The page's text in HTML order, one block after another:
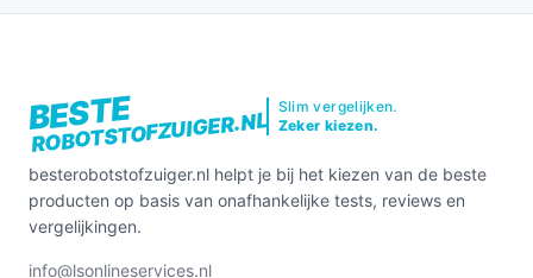
BESTE
ROBOTSTOFZUIGER.NL
Slim vergelijken.
Zeker kiezen.
besterobotstofzuiger.nl helpt je bij het kiezen van de beste
producten op basis van onafhankelijke tests, reviews en
vergelijkingen.
info@lsonlineservices.nl